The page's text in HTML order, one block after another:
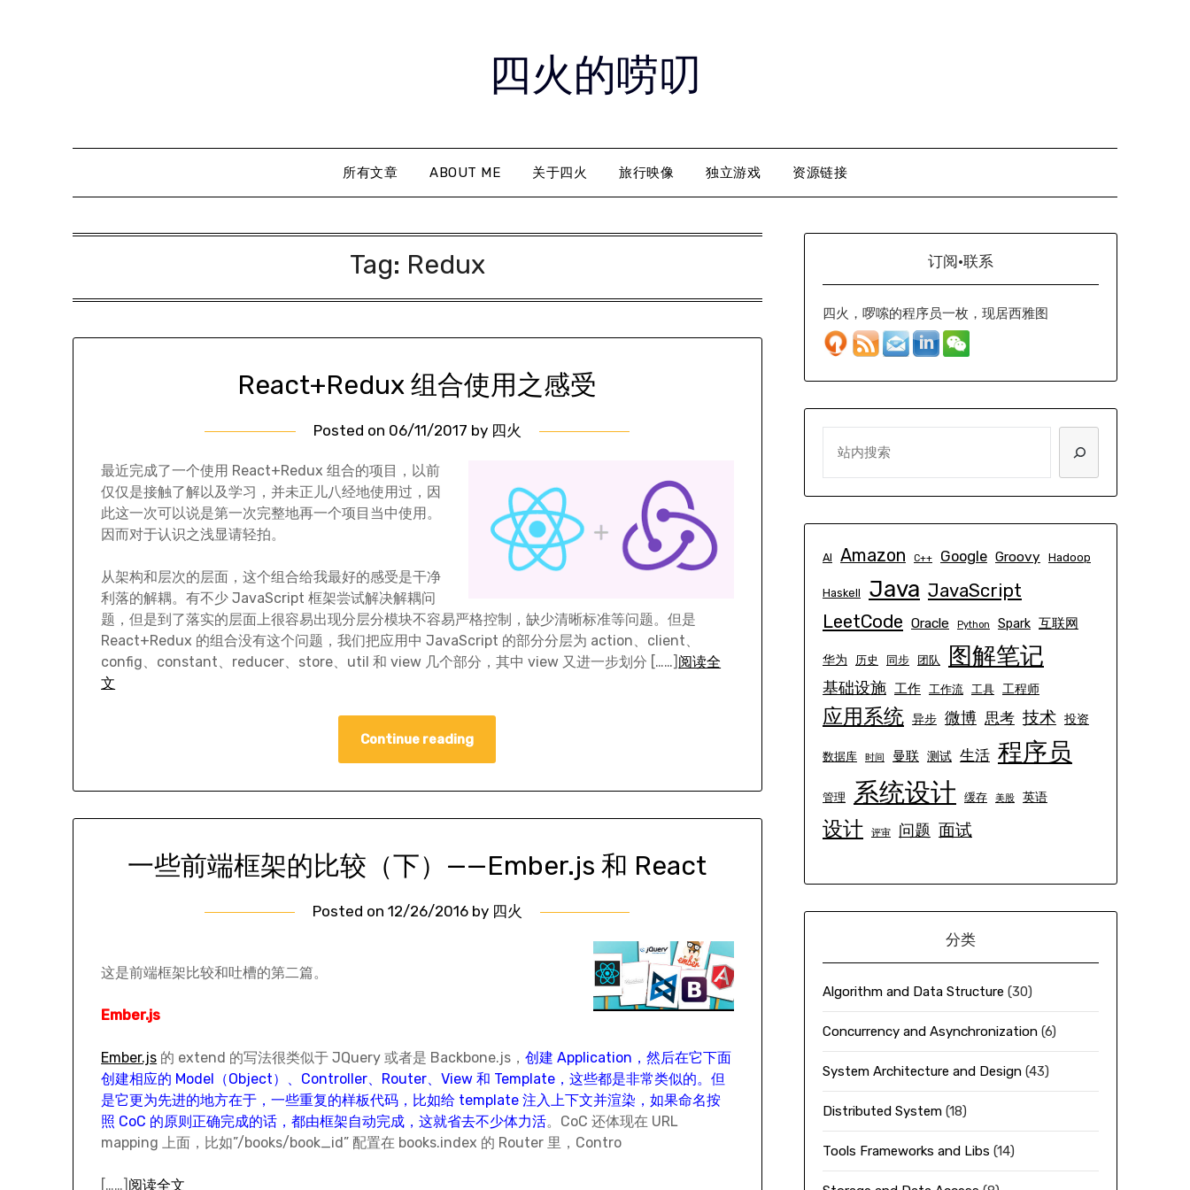
四火的唠叨
所有文章 ABOUT ME 关于四火 旅行映像 独立游戏 资源链接
Tag: Redux
React+Redux 组合使用之感受
Posted on 06/11/2017 by 四火
最近完成了一个使用 React+Redux 组合的项目，以前
仅仅是接触了解以及学习，并未正儿八经地使用过，因
此这一次可以说是第一次完整地再一个项目当中使用。
因而对于认识之浅显请轻拍。
从架构和层次的层面，这个组合给我最好的感受是干净
利落的解耦。有不少 JavaScript 框架尝试解决解耦问
题，但是到了落实的层面上很容易出现分层分模块不容易严格控制，缺少清晰标准等问题。但是
React+Redux 的组合没有这个问题，我们把应用中 JavaScript 的部分分层为 action、client、
config、constant、reducer、store、util 和 view 几个部分，其中 view 又进一步划分 [……] 阅读全
文
Continue reading
一些前端框架的比较（下）——Ember.js 和 React
Posted on 12/26/2016by 四火
这是前端框架比较和吐槽的第二篇。
Ember.js
Ember.js 的 extend 的写法很类似于 JQuery 或者是 Backbone.js，创建 Application，然后在它下面
创建相应的 Model（Object）、Controller、Router、View 和 Template，这些都是非常类似的。但
是它更为先进的地方在于，一些重复的样板代码，比如给 template 注入上下文并渲染，如果命名按
照 CoC 的原则正确完成的话，都由框架自动完成，这就省去不少体力活。CoC 还体现在 URL
mapping 上面，比如”/books/book_id” 配置在 books.index 的 Router 里，Contro
[……] 阅读全文
订阅·联系
四火，啰嗦的程序员一枚，现居西雅图
AI Amazon C++ Google Groovy Hadoop
Haskell Java JavaScript
LeetCode Oracle Python Spark 互联网
华为 历史 同步 团队 图解笔记
基础设施 工作 工作流 工具 工程师
应用系统 异步 微博 思考 技术 投资
数据库 时间 曼联 测试 生活 程序员
管理 系统设计 缓存 美股 英语
设计 评审 问题 面试
分类
Algorithm and Data Structure (30)
Concurrency and Asynchronization(6)
System Architecture and Design(43)
Distributed System(18)
Tools Frameworks and Libs (14)